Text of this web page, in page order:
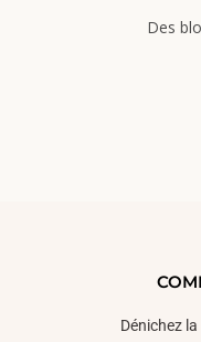
Des
Dénichez